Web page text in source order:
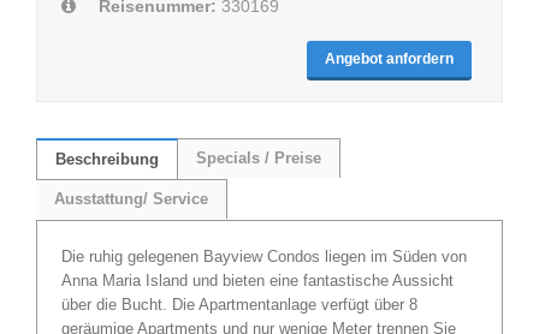
Reisenummer: 330169
Angebot anfordern
Beschreibung Specials / Preise
Ausstattung/ Service
Die ruhig gelegenen Bayview Condos liegen im Süden von
Anna Maria Island und bieten eine fantastische Aussicht
über die Bucht. Die Apartmentanlage verfügt über 8
geräumige Apartments und nur wenige Meter trennen Sie